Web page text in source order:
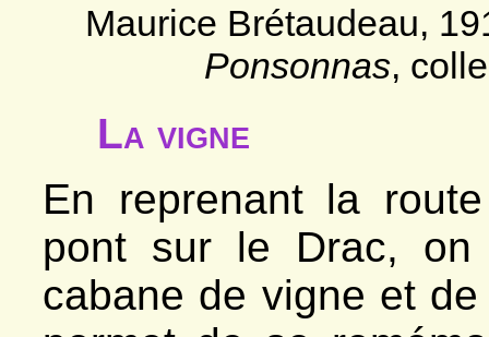
Maurice Brétaudeau,
Ponsonnas,
La vigne
En reprenant la
pont sur le Drac,
cabane de vigne et